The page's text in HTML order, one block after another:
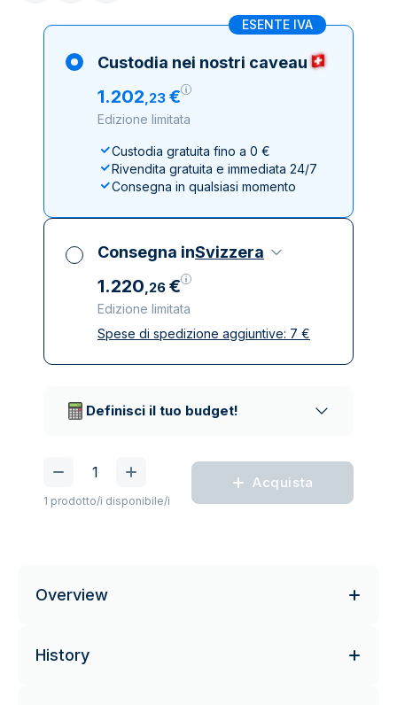
ESENTE IVA
Custodia nei nostri caveau
1.202,23 €
Edizione limitata
Custodia gratuita fino a 0 €
Rivendita gratuita e immediata 24/7
Consegna in qualsiasi momento
Consegna inSvizzera
1.220,26 €
Edizione limitata
Tutte le tasse incluse
Spese di spedizione aggiuntive: 7 €
Definisci il tuo budget!
1 prodotto/i disponibile/i
Acquista
Overview
History